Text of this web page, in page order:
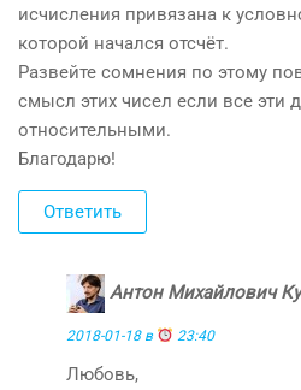
исчисления привязана к
которой начался отсчёт.
Развейте сомнения по этому
смысл этих чисел если все эти
относительными.
Благодарю!
Ответить
Антон Михайлович
2018-01-18 в 23:40
Любовь,